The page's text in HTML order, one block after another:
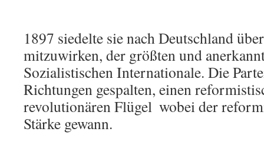
1897 siedelte sie nach Deutschland
mitzuwirken, der größten und
Sozialistischen Internationale. Die
Richtungen gespalten, einen
revolutionären Flügel  wobei der
Stärke gewann.